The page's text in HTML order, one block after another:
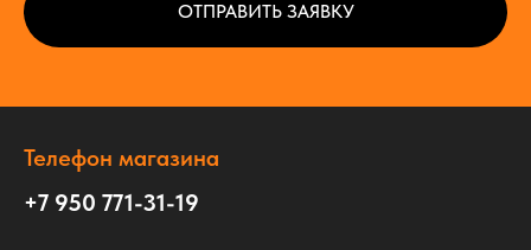
ОТПРАВИТЬ ЗАЯВКУ
Телефон магазина
+7 950 771-31-19